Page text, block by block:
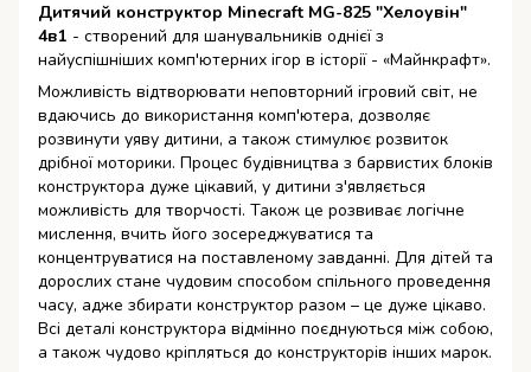
Дитячий конструктор Minecraft MG-825 "Хелоувін"
4в1 - ​​створений для шанувальників однієї з
найуспішніших комп'ютерних ігор в історії - «Майнкрафт».
Можливість відтворювати неповторний ігровий світ, не
вдаючись до використання комп'ютера, дозволяє
розвинути уяву дитини, а також стимулює розвиток
дрібної моторики. Процес будівництва з барвистих блоків
конструктора дуже цікавий, у дитини з'являється
можливість для творчості. Також це розвиває логічне
мислення, вчить його зосереджуватися та
концентруватися на поставленому завданні. Для дітей та
дорослих стане чудовим способом спільного проведення
часу, адже збирати конструктор разом – це дуже цікаво.
Всі деталі конструктора відмінно поєднуються між собою,
а також чудово кріпляться до конструкторів інших марок.